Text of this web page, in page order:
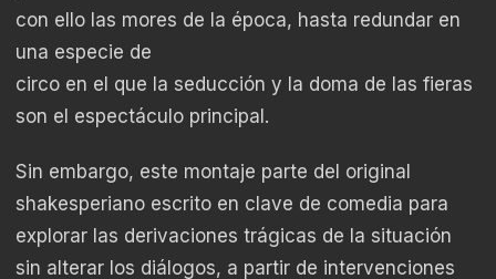
con ello las mores de la época, hasta redundar en
una especie de
circo en el que la seducción y la doma de las fieras
son el espectáculo principal.
Sin embargo, este montaje parte del original
shakesperiano escrito en clave de comedia para
explorar las derivaciones trágicas de la situación
sin alterar los diálogos, a partir de intervenciones